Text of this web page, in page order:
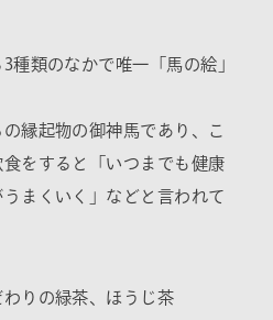
種類のなかで唯一「馬の絵」
縁起物の御神馬であり、こ
をすると「いつまでも健康
まくいく」などと言われて
りの緑茶、ほうじ茶